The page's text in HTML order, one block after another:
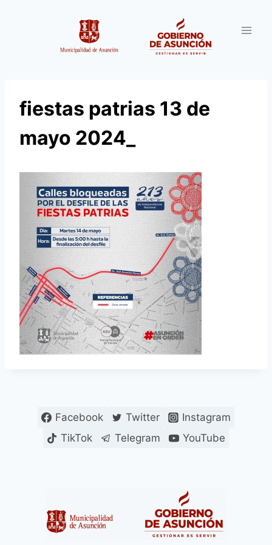
fiestas patrias 13 de
mayo 2024_
Facebook Twitter
Instagram
TikTok
Telegram YouTube